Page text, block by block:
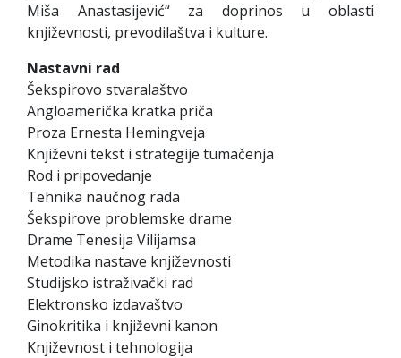
Miša Anastasijević“ za doprinos u oblasti
književnosti, prevodilaštva i kulture.
Nastavni rad
Šekspirovo stvaralaštvo
Angloamerička kratka priča
Proza Ernesta Hemingveja
Književni tekst i strategije tumačenja
Rod i pripovedanje
Tehnika naučnog rada
Šekspirove problemske drame
Drame Tenesija Vilijamsa
Metodika nastave književnosti
Studijsko istraživački rad
Elektronsko izdavaštvo
Ginokritika i književni kanon
Književnost i tehnologija